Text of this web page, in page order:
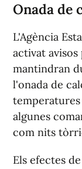
Onada de
L'Agència
activat
mantindran
l'onada de
temperatures
algunes
com nits
Els efectes